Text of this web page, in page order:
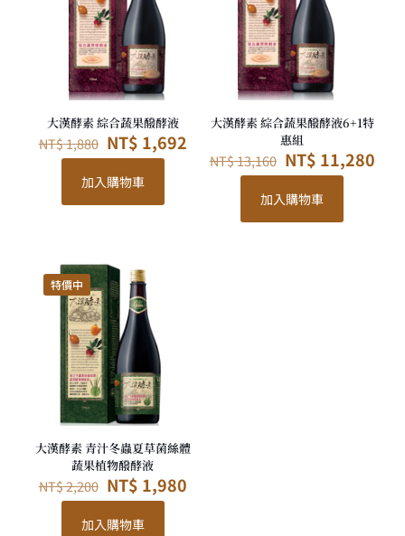
大漢酵素 綜合蔬果醱酵液
NT$1,880 原
始
價
格：
NT$ 1,880。
NT$ 1,692目
NT$ 1,692。
加入購物車
大漢酵素 綜合蔬果醱酵液6+1特
惠組
NT$13,160 原
始
價
格：
NT$ 13,160。
NT$ 11,280目
加入購物車
特價中
大漢酵素 青汁冬蟲夏草菌絲體
蔬果植物醱酵液
NT$2,200 原
始
價
NT$ 1,980目
加入購物車